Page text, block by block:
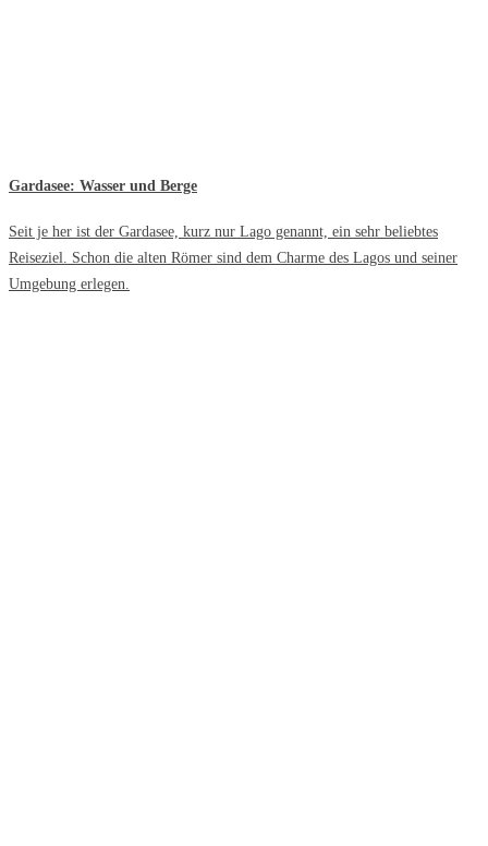
Gardasee: Wasser und Berge
Seit je her ist der Gardasee, kurz nur Lago genannt, ein sehr beliebtes
Reiseziel. Schon die alten Römer sind dem Charme des Lagos und seiner
Umgebung erlegen.